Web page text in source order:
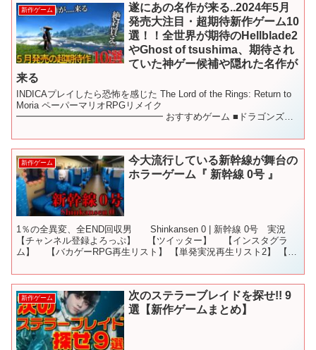
新作ゲーム
遂にあの名作が来る..2024年5月
発売大注目・超期待新作ゲーム10
選！！全世界が期待のHellblade2
やGhost of tsushima、期待され
ていた神ゲー候補や隠れた名作が
来る
INDICAプレイしたら恐怖を感じた The Lord of the Rings: Return to
Moria ペーパーマリオRPGリメイク
━━━━━━━━━━━━━━━━ おすすめゲーム ■ドラゴンズド
新作ゲーム
今大流行している新幹線が舞台の
ホラーゲーム『 新幹線 0号 』
1％の全異変、全END回収男 Shinkansen 0 | 新幹線 0号 実況
【チャンネル登録よろっぷ】 【ツイッター】 【インスタグラ
ム】 【バカゲーRPG再生リスト】 【単発実況再生リスト2】 【単
新作ゲーム
次のステラーブレイドを探せ!! 9
選【新作ゲームまとめ】